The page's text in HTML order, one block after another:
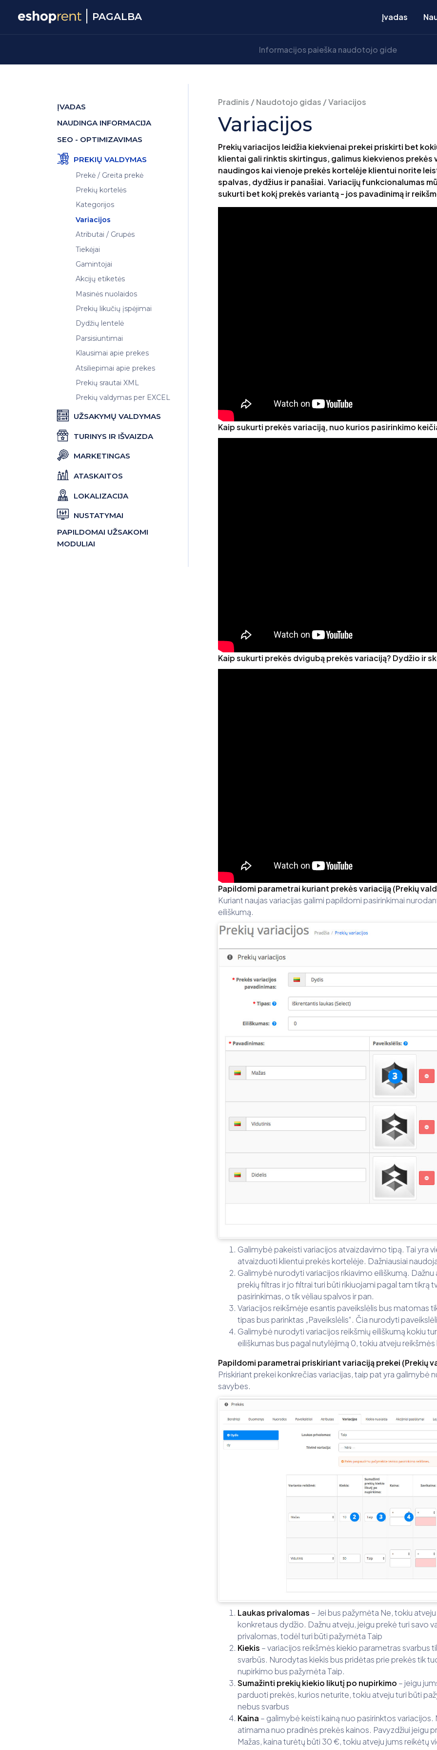
PAGALBA Įvadas
Pradinis /Naudotojo gidas /Variacijos
Variacijos
Prekių variacijos leidžia kiekvienai prekei priskirti bet
klientai gali rinktis skirtingus, galimus kiekvienos prekės
naudingos kai vienoje prekės kortelėje klientui norite
spalvas, dydžius ir panašiai. Variacijų funkcionalumas
sukurti bet kokį prekės variantą - jos pavadinimą ir
Kaip sukurti prekės variaciją, nuo kurios pasirinkimo
Kaip sukurti prekės dvigubą prekės variaciją? Dydžio ir
Papildomi parametrai kuriant prekės variaciją (Prekių
Kuriant naujas variacijas galimi papildomi pasirinkimai
eiliškumą.
Galimybė pakeisti variacijos atvaizdavimo tipą. Tai yra
atvaizduoti klientui prekės kortelėje. Dažniausiai
Galimybė nurodyti variacijos rikiavimo eiliškumą. Dažnu
prekių filtras ir jo filtrai turi būti rikiuojami pagal tam tikrą
pasirinkimas, o tik vėliau spalvos ir pan.
Variacijos reikšmėje esantis paveikslėlis bus matomas
tipas bus parinktas „Paveikslėlis“. Čia nurodyti
Galimybė nurodyti variacijos reikšmių eiliškumą kokiu
eiliškumas bus pagal nutylėjimą 0, tokiu atveju
Papildomi parametrai priskiriant variaciją prekei (Prekių
Priskiriant prekei konkrečias variacijas, taip pat yra galimybė
savybes.
Laukas privalomas – Jei bus pažymėta Ne, tokiu
konkretaus dydžio. Dažnu atveju, jeigu prekė turi savo
privalomas, todėl turi būti pažymėta Taip
Kiekis – variacijos reikšmės kiekio parametras svarbus
svarbūs. Nurodytas kiekis bus pridėtas prie prekės tik
nupirkimo bus pažymėta Taip.
Sumažinti prekių kiekio likutį po nupirkimo – jeigu
parduoti prekės, kurios neturite, tokiu atveju turi būti
nebus svarbus
Kaina – galimybė keisti kainą nuo pasirinktos
atimama nuo pradinės prekės kainos. Pavyzdžiui jeigu
Mažas, kaina turėtų būti 30 €, tokiu atveju jums reikėtų
ĮVADAS
NAUDINGA INFORMACIJA
SEO - OPTIMIZAVIMAS
PREKIŲ VALDYMAS
Prekė / Greita prekė
Prekių kortelės
Kategorijos
Variacijos
Atributai / Grupės
Tiekėjai
Gamintojai
Akcijų etiketės
Masinės nuolaidos
Prekių likučių įspėjimai
Dydžių lentelė
Parsisiuntimai
Klausimai apie prekes
Atsiliepimai apie prekes
Prekių srautai XML
Prekių valdymas per EXCEL
UŽSAKYMŲ VALDYMAS
TURINYS IR IŠVAIZDA
MARKETINGAS
ATASKAITOS
LOKALIZACIJA
NUSTATYMAI
PAPILDOMAI UŽSAKOMI
MODULIAI